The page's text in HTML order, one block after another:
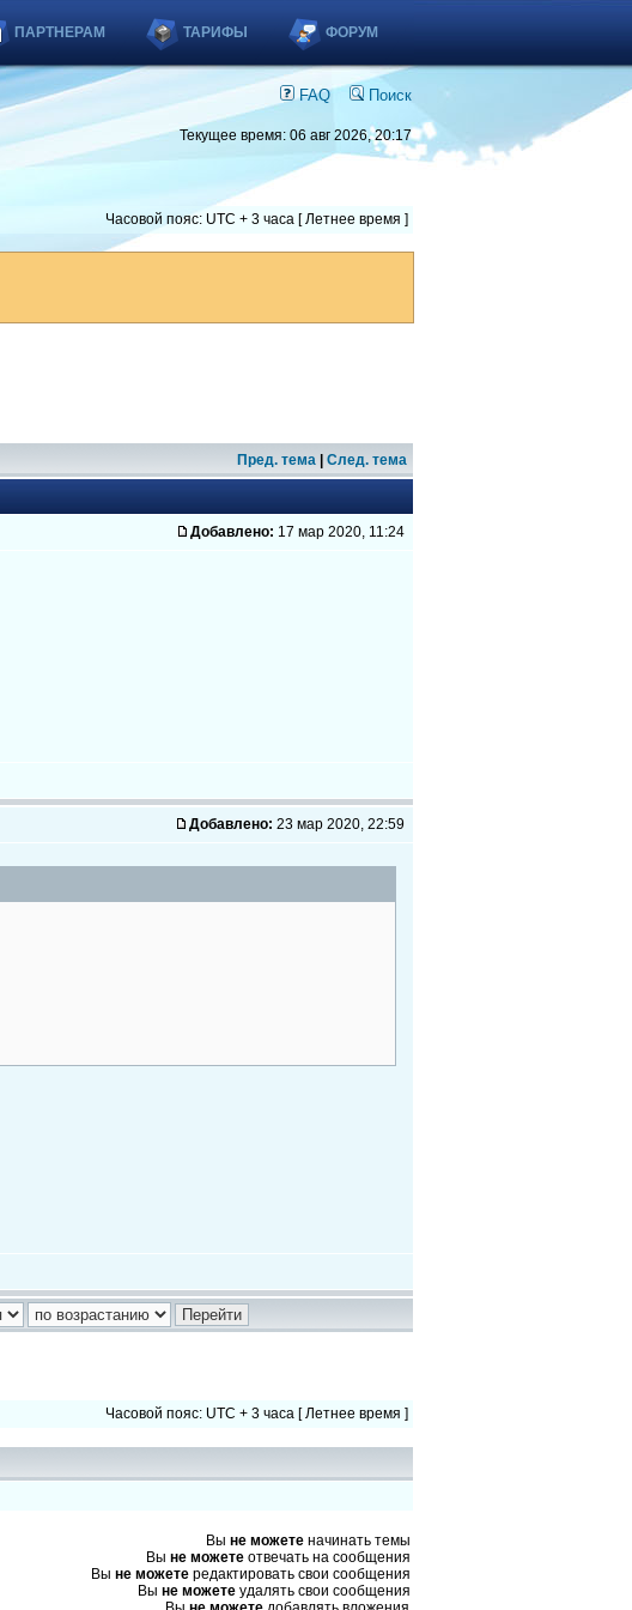
ПАРТНЕРАМ ТАРИФЫ ФОРУМ
FAQ Поиск
Текущее время: 06 авг 2026, 20:17
Часовой пояс: UTC + 3 часа [ Летнее время ]
Пред. тема След. тема
Добавлено: 17 мар 2020, 11:24
Добавлено: 23 мар 2020, 22:59
Часовой пояс: UTC + 3 часа [ Летнее время ]
Вы не можете начинать темы
Вы не можете отвечать на сообщения
Вы не можете редактировать свои сообщения
Вы не можете удалять свои сообщения